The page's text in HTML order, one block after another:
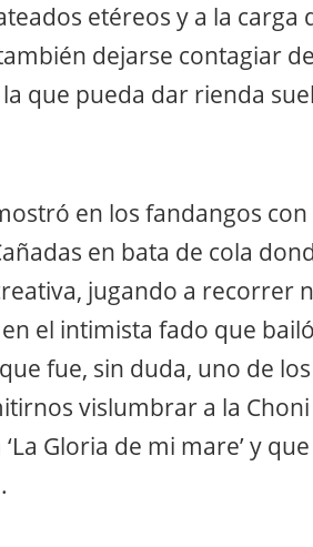
etéreos y a la carga
dejarse contagiar
que pueda dar rienda
en los fandangos
en bata de cola
jugando a recorrer
el intimista fado que
fue, sin duda, uno de
vislumbrar a la
‘La Gloria de mi mare’ y